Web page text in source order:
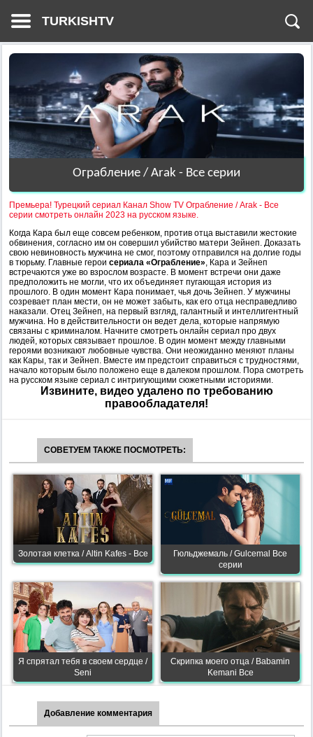
TURKISHTV
Ограбление / Arak - Все серии
Премьера! Турецкий сериал Канал Show TV Ограбление / Arak - Все
серии смотреть онлайн 2023 на русском языке.
Когда Кара был еще совсем ребенком, против отца выставили жестокие
обвинения, согласно им он совершил убийство матери Зейнеп. Доказать
свою невиновность мужчина не смог, поэтому отправился на долгие годы
в тюрьму. Главные герои сериала «Ограбление», Кара и Зейнеп
встречаются уже во взрослом возрасте. В момент встречи они даже
предположить не могли, что их объединяет пугающая история из
прошлого. В один момент Кара понимает, чья дочь Зейнеп. У мужчины
созревает план мести, он не может забыть, как его отца несправедливо
наказали. Отец Зейнеп, на первый взгляд, галантный и интеллигентный
мужчина. Но в действительности он ведет дела, которые напрямую
связаны с криминалом. Начните смотреть онлайн сериал про двух
людей, которых связывает прошлое. В один момент между главными
героями возникают любовные чувства. Они неожиданно меняют планы
как Кары, так и Зейнеп. Вместе им предстоит справиться с трудностями,
начало которым было положено еще в далеком прошлом. Пора смотреть
на русском языке сериал с интригующими сюжетными историями.
Извините, видео удалено по требованию
правообладателя!
СОВЕТУЕМ ТАКЖЕ ПОСМОТРЕТЬ:
Золотая клетка / Altin Kafes - Все
Гюльджемаль / Gulcemal Все
серии
Я спрятал тебя в своем сердце /
Seni
Скрипка моего отца / Babamin
Kemani Все
Добавление комментария